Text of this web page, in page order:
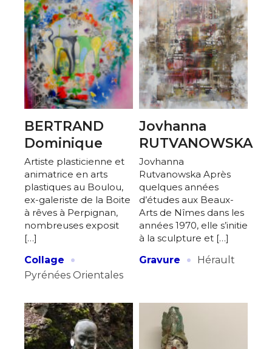
BERTRAND
Dominique
Artiste plasticienne et
animatrice en arts
plastiques au Boulou,
ex-galeriste de la Boite
à rêves à Perpignan,
nombreuses exposit
[…]
Collage
·
Pyrénées Orientales
Jovhanna
RUTVANOWSKA
Jovhanna
Rutvanowska Après
quelques années
d’études aux Beaux-
Arts de Nîmes dans les
années 1970, elle s’initie
à la sculpture et […]
Gravure
· Hérault